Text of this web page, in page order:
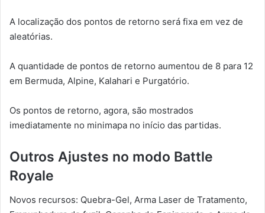
A localização dos pontos de retorno será fixa em vez de
aleatórias.
A quantidade de pontos de retorno aumentou de 8 para 12
em Bermuda, Alpine, Kalahari e Purgatório.
Os pontos de retorno, agora, são mostrados
imediatamente no minimapa no início das partidas.
Outros Ajustes no modo Battle
Royale
Novos recursos: Quebra-Gel, Arma Laser de Tratamento,